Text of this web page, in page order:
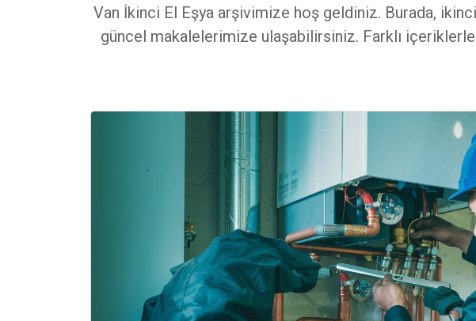
Van İkinci El Eşya arşivimize hoş geldiniz. Burada,
güncel makalelerimize ulaşabilirsiniz. Farklı